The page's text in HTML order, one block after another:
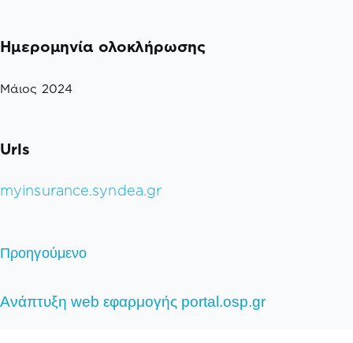
Ημερομηνία ολοκλήρωσης
Μάιος 2024
Urls
myinsurance.syndea.gr
Προηγούμενο
Ανάπτυξη web εφαρμογής portal.osp.gr